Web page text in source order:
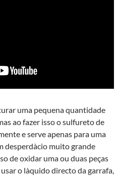
uma pequena quantidade
ao fazer isso o sulfureto de
e serve apenas para uma
desperdà­cio muito grande
de oxidar uma ou duas peças
o là­quido directo da garrafa,